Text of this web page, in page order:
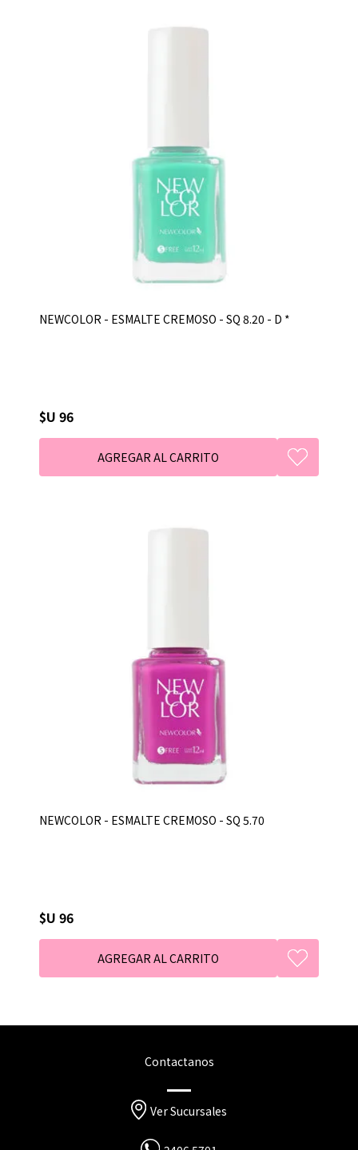
NEWCOLOR - ESMALTE CREMOSO - SQ 8.20 - D *
$U 96
NEWCOLOR - ESMALTE CREMOSO - SQ 5.70
$U 96
Contactanos
Ver Sucursales